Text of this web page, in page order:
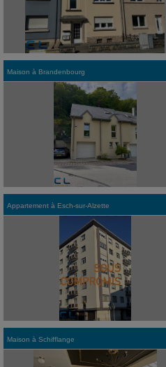
Maison à Brandenbourg
Appartement à Esch-sur-Alzette
Maison à Schifflange